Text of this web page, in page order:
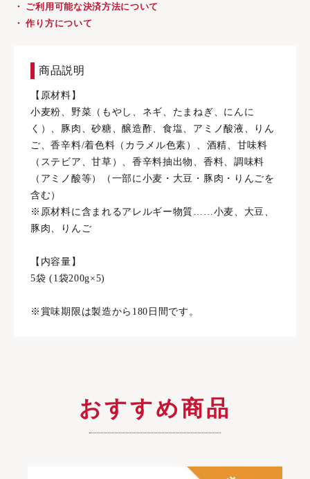
・ ご利用可能な決済方法について
・ 作り方について
商品説明
【原材料】
小麦粉、野菜（もやし、ネギ、たまねぎ、にんに
く）、豚肉、砂糖、醸造酢、食塩、アミノ酸液、りん
ご、香辛料/着色料（カラメル色素）、酒精、甘味料
（ステビア、甘草）、香辛料抽出物、香料、調味料
（アミノ酸等）（一部に小麦・大豆・豚肉・りんごを
含む）
※原材料に含まれるアレルギー物質……小麦、大豆、
豚肉、りんご
【内容量】
5袋 (1袋200g×5)
※賞味期限は製造から180日間です。
おすすめ商品